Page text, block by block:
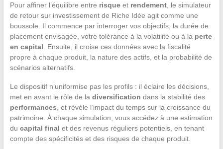
Pour affiner l’équilibre entre risqueet rendement, le simulateur
de retour sur investissement de Riche Idée agit comme une
boussole. Il commence par interroger vos objectifs, la durée de
placement envisagée, votre tolérance à la volatilité ou à la perte
en capital . Ensuite, il croise ces données avec la fiscalité
propre à chaque produit, la nature des actifs, et la probabilité de
scénarios alternatifs.
Le dispositif n’uniformise pas les profils : il éclaire les décisions,
met en avant le rôle de la diversification dans la stabilité des
performances , et révèle l’impact du temps sur la croissance du
patrimoine. À chaque simulation, vous accédez à une estimation
du capital final et des revenus réguliers potentiels, en tenant
compte des spécificités et des risques de chaque produit.